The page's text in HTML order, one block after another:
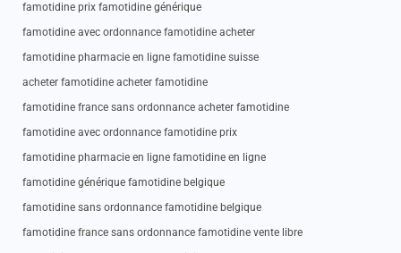
famotidine prix famotidine générique
famotidine avec ordonnance famotidine acheter
famotidine pharmacie en ligne famotidine suisse
acheter famotidine acheter famotidine
famotidine france sans ordonnance acheter famotidine
famotidine avec ordonnance famotidine prix
famotidine pharmacie en ligne famotidine en ligne
famotidine générique famotidine belgique
famotidine sans ordonnance famotidine belgique
famotidine france sans ordonnance famotidine vente libre